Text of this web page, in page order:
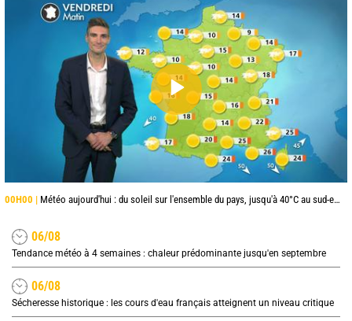
00H00 | Météo aujourd'hui : du soleil sur l'ensemble du pays, jusqu'à 40°C au sud-est
06/08
Tendance météo à 4 semaines : chaleur prédominante jusqu'en septembre
06/08
Sécheresse historique : les cours d'eau français atteignent un niveau critique